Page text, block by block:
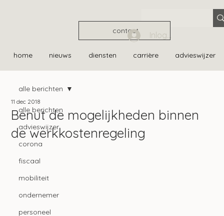
contact
home nieuws diensten carrière advieswijzer
Inloggen
alle berichten
advieswijzer
corona
fiscaal
mobiliteit
ondernemer
personeel
alle berichten
Benut de mogelijkheden binnen
de werkkostenregeling
11 dec 2018